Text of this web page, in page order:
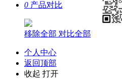
0 产品对比
移除全部 对比全部
个人中心
返回顶部
收起 打开